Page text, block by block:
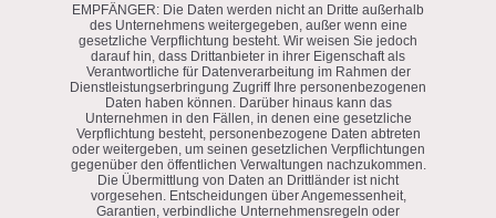
EMPFÄNGER: Die Daten werden nicht an Dritte außerhalb
des Unternehmens weitergegeben, außer wenn eine
gesetzliche Verpflichtung besteht. Wir weisen Sie jedoch
darauf hin, dass Drittanbieter in ihrer Eigenschaft als
Verantwortliche für Datenverarbeitung im Rahmen der
Dienstleistungserbringung Zugriff Ihre personenbezogenen
Daten haben können. Darüber hinaus kann das
Unternehmen in den Fällen, in denen eine gesetzliche
Verpflichtung besteht, personenbezogene Daten abtreten
oder weitergeben, um seinen gesetzlichen Verpflichtungen
gegenüber den öffentlichen Verwaltungen nachzukommen.
Die Übermittlung von Daten an Drittländer ist nicht
vorgesehen. Entscheidungen über Angemessenheit,
Garantien, verbindliche Unternehmensregeln oder